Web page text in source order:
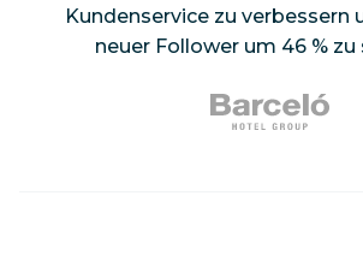
Kundenservice zu verbessern
neuer Follower um 46 % zu